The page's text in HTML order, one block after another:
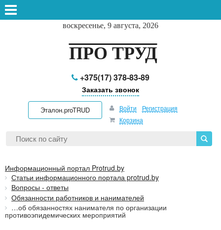
воскресенье, 9 августа, 2026
ПРО ТРУД
+375(17) 378-83-89
Заказать звонок
Эталон.proTRUD Войти
Регистрация
Корзина
Информационный портал Protrud.by
Статьи информационного портала protrud.by
Вопросы - ответы
Обязанности работников и нанимателей
…об обязанностях нанимателя по организации
противоэпидемических мероприятий